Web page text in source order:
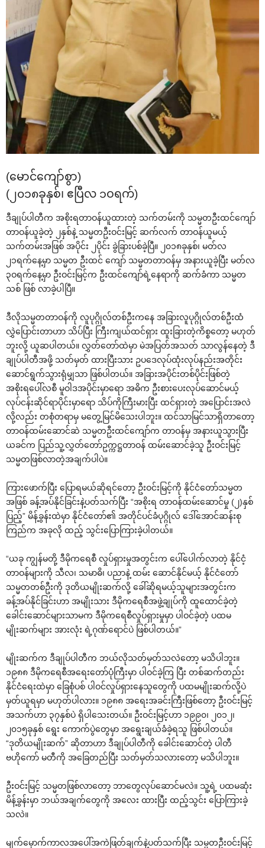
(‌မောင်‌ကျော်စွာ)
(၂၀၁၈ခုနှစ်၊ ဧပြီလ ၁ဝရက်)
ဒီချုပ်ပါတီက အစိုးရတာဝန်ယူထားတဲ့ သက်တမ်းကို သမ္မတဦးထင်‌ကျော်
တာဝန်ယူခဲ့တဲ့ ၂နှစ်နဲ့ သမ္မတဦးဝင်းမြင့် ဆက်လက် တာဝန်ယူမယ့်
သက်တမ်းအဖြစ် အပိုင်း ၂ပိုင်း ခွဲခြားပစ်ခဲ့ပြီ။ ၂၀၁၈ခုနှစ်၊ မတ်လ
၂၁ရက်‌နေ့မှာ သမ္မတ ဦးထင် ‌ကျော် သမ္မတတာဝန်မှ အနားယူခဲ့ပြီး မတ်လ
၃ဝရက်‌နေ့မှာ ဦးဝင်းမြင့်က ဦးထင်‌ကျော်ရဲ့‌နေရာကို ဆက်ခံကာ သမ္မတ
သစ် ဖြစ် လာခဲ့ပါပြီ။
ဒီလိုသမ္မတတာဝန်ကို လူပုဂ္ဂိုလ်တစ်ဦးက‌နေ အခြားလူပုဂ္ဂိုလ်တစ်ဦးထံ
လွှဲ‌ပြောင်းတာဟာ သိပ်ပြီး ကြီးကျယ်ထင်ရှား ထူးခြားတဲ့ကိစ္စ‌တော့ မဟုတ်
ဘူးလို့ ယူဆပါတယ်။ လွှတ်‌တော်ထဲမှာ မဲအပြတ်အသတ် သာလွန်‌နေတဲ့ ဒီ
ချုပ်ပါတီအဖို့ သတ်မှတ် ထားပြီးသား ဥပ‌ဒေလုပ်ထုံးလုပ်နည်းအတိုင်း
‌ဆောင်ရွက်သွားရုံမျှသာ ဖြစ်ပါတယ်။ အခြားအပိုင်းတစ်ပိုင်းဖြစ်တဲ့
အစိုးရ‌ပေါ်လစီ မူဝါဒအပိုင်းမှာ‌ရော အဓိက ဦးစား‌ပေးလုပ်‌ဆောင်မယ့်
လုပ်ငန်းဆိုင်ရာပိုင်းမှာ‌ရော သိပ်ကိုကြီးမားပြီး ထင်ရှားတဲ့ အ‌ပြောင်းအလဲ
လို့လည်း တစုံတရာမှ မ‌တွေ့မြင်မိ‌သေးပါဘူး။ ထင်သာမြင်သာရှိတာ‌တော့
တာဝန်ထမ်း‌ဆောင်ဆဲ သမ္မတဦးထင်‌ကျော်က တာဝန်မှ အနားယူသွားပြီး
ယခင်က ပြည်သူ့လွှတ်‌တော်ဥက္ကဋ္ဌတာဝန် ထမ်း‌ဆောင်ခဲ့သူ ဦးဝင်းမြင့်
သမ္မတဖြစ်လာတဲ့အချက်ပါပဲ။
ကြား‌ဖောက်ပြီး ‌ပြောရမယ်ဆိုရင်‌တော့ ဦးဝင်းမြင့်ကို နိုင်ငံ‌တော်သမ္မတ
အဖြစ် ခန့်အပ်နိုင်ခြင်းနဲ့ပတ်သက်ပြီး “အစိုးရ တာဝန်ထမ်း‌ဆောင်မှု (၂)နှစ်
ပြည့်” မိန့်ခွန်းထဲမှာ နိုင်ငံ‌တော်၏ အတိုင်ပင်ခံပုဂ္ဂိုလ် ‌ဒေါ်‌အောင်ဆန်းစု
ကြည်က အခုလို ထည့် သွင်း‌ပြောကြားခဲ့ပါတယ်။
“ယခု ကျွန်မတို့ ဒီမိုက‌ရေစီ လှုပ်ရှားမှုအတွင်းက ‌ပေါ်‌ပေါက်လာတဲ့ နိုင်ငံ့
တာဝန်များကို သီလ၊ သမာဓိ၊ ပညာနဲ့ ထမ်း ‌ဆောင်နိုင်မယ့် နိုင်ငံ‌တော်
သမ္မတတစ်ဦးကို ဒုတိယမျိုးဆက်လို့ ‌ခေါ်ဆိုရမယ့်သူများအတွင်းက
ခန့်အပ်နိုင်ခြင်းဟာ အမျိုးသား ဒီမိုက‌ရေစီအဖွဲ့ချုပ်ကို ထူ‌ထောင်ခဲ့တဲ့
‌ခေါင်း‌ဆောင်များသာမက ဒီမိုက‌ရေစီလှုပ်ရှားမှုမှာ ပါဝင်ခဲ့တဲ့ ပထမ
မျိုးဆက်များ အားလုံး ရဲ့ဂုဏ်‌ရောင်ပဲ ဖြစ်ပါတယ်။”
မျိုးဆက်က ဒီချုပ်ပါတီက ဘယ်လိုသတ်မှတ်သလဲ‌တော့ မသိပါဘူး။
၁၉၈၈ ဒီမိုက‌ရေစီအ‌ရေး‌တော်ပုံကြီးမှာ ပါဝင်ခဲ့ကြ ပြီး တစ်ဆက်တည်း
နိုင်ငံ‌ရေးထဲမှာ ‌ခြေစုံပစ် ပါဝင်လှုပ်ရှား‌နေသူ‌တွေကို ပထမမျိုးဆက်လို့ပဲ
မှတ်ယူရမှာ မဟုတ်ပါလား။ ၁၉၈၈ အ‌ရေးအခင်းကြီးဖြစ်‌တော့ ဦးဝင်းမြင့်
အသက်ဟာ ၃၇နှစ်ပဲ ရှိပါ‌သေးတယ်။ ဦးဝင်းမြင့်ဟာ ၁၉၉၀၊ ၂၀၁၂၊
၂၀၁၅ခုနှစ် ‌ရွေး ‌ကောက်ပွဲ‌တွေမှာ အ‌ရွေးချယ်ခံခဲ့ရသူ ဖြစ်ပါတယ်။
“ဒုတိယမျိုးဆက်” ဆိုတာဟာ ဒီချုပ်ပါတီကို ‌ခေါင်း‌ဆောင်တဲ့ ပါတီ
ဗဟို‌ကော် မတီကို အ‌ခြေတည်ပြီး သတ်မှတ်သလား‌တော့ မသိပါဘူး။
ဦးဝင်းမြင့် သမ္မတဖြစ်လာ‌တော့ ဘာ‌တွေလုပ်‌ဆောင်မလဲ။ သူ့ရဲ့ ပထမဆုံး
မိန့်ခွန်းမှာ ဘယ်အချက်‌တွေကို အ‌လေး ထားပြီး ထည့်သွင်း ‌ပြောကြားခဲ့
သလဲ။
မျက်‌မှောက်ကာလအ‌ပေါ်အကဲဖြတ်ချက်နဲ့ပတ်သက်ပြီး သမ္မတဦးဝင်းမြင့်